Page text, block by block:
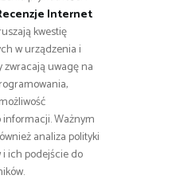
Internet
kwestię
w urządzenia i
zwracają uwagę na
Ważnym
analiza polityki
ich podejście do